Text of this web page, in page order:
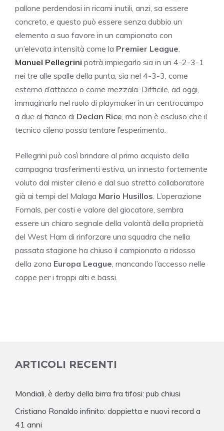
pallone perdendosi in ricami inutili, anzi, sa essere
concreto, e questo può essere senza dubbio un
elemento a suo favore in un campionato con
un’elevata intensità come la Premier League
Manuel Pellegrini potrà impiegarlo sia in un 4-2-3-1
nei tre alle spalle della punta, sia nel 4-3-3, come
esterno d’attacco o come mezzala. Difficile, ad oggi,
immaginarlo nel ruolo di playmaker in un centrocampo
a due al fianco di Declan Rice , ma non è escluso che il
tecnico cileno possa tentare l’esperimento.
Pellegrini può così brindare al primo acquisto della
campagna trasferimenti estiva, un innesto fortemente
voluto dal mister cileno e dal suo stretto collaboratore
già ai tempi del Malaga Mario Husillos . L’operazione
Fornals, per costi e valore del giocatore, sembra
essere un chiaro segnale della volontà della proprietà
del West Ham di rinforzare una squadra che nella
passata stagione ha chiuso il campionato a ridosso
della zona Europa League , mancando l’accesso nelle
coppe per i troppi alti e bassi.
ARTICOLI RECENTI
Mondiali, è derby della birra fra tifosi: pub chiusi
Cristiano Ronaldo infinito: doppietta e nuovi record a
41 anni